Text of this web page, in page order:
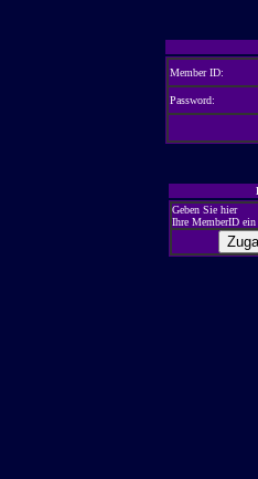
Member ID:
Password:
Geben Sie hier
Ihre MemberID ein